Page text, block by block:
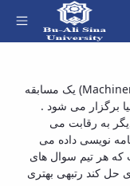
About
Faculty
History
Dean
of
Research
Journals
Journal
of
Industrial
فنی و مهندسی
ای سی ام (Machinery Computing for Association) یک مسابقه
برگزار می شود .
های 3 نفره با یکدیگر به رقابت می
نویسی داده می
هر تیم سوال های
حل کند رتبه­ی بهتری